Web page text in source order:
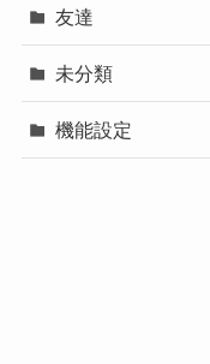
友達
未分類
機能設定